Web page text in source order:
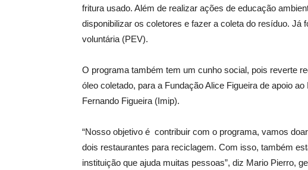
fritura usado. Além de realizar ações de educação
disponibilizar os coletores e fazer a coleta do resíduo. Já
voluntária (PEV).
O programa também tem um cunho social, pois reverte
óleo coletado, para a Fundação Alice Figueira de apoio
Fernando Figueira (Imip).
“Nosso objetivo é contribuir com o programa, vamos
dois restaurantes para reciclagem. Com isso, também
instituição que ajuda muitas pessoas”, diz Mario Pierro,